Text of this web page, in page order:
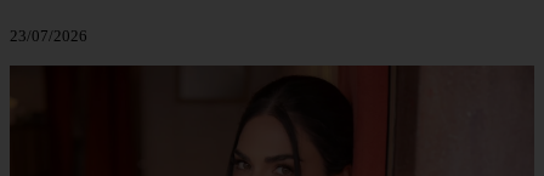
23/07/2026